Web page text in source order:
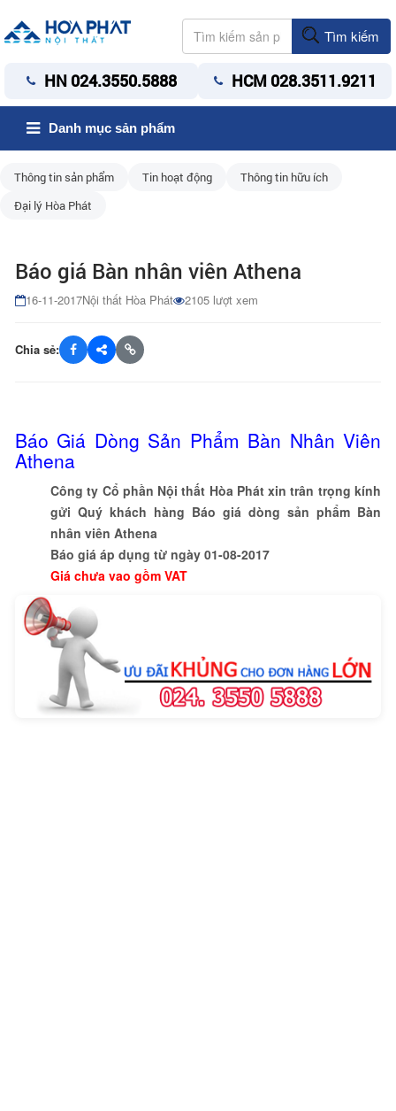
Tìm kiếm
HN 024.3550.5888 HCM 028.3511.9211
Danh mục sản phẩm
Thông tin sản phẩm Tin hoạt động
Thông tin hữu ích
Đại lý Hòa Phát
Báo giá Bàn nhân viên Athena
16-11-2017Nội thất Hòa Phát 2105 lượt xem
Chia sẻ:
Báo Giá Dòng Sản Phẩm Bàn Nhân Viên
Athena
Công ty Cổ phần Nội thất Hòa Phát xin trân trọng kính
gửi Quý khách hàng Báo giá dòng sản phẩm Bàn
nhân viên Athena
Báo giá áp dụng từ ngày 01-08-2017
Giá chưa vao gồm VAT